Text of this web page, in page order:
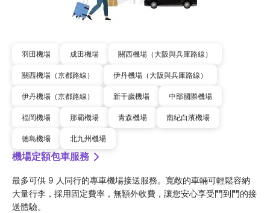
羽田機場 成田機場 關西機場（大阪與兵庫路線）
關西機場（京都路線） 伊丹機場（大阪與兵庫路線）
伊丹機場（京都路線） 新千歲機場 中部國際機場
福岡機場 那霸機場 青森機場 南紀白濱機場
德島機場 北九州機場
機場定額包車服務
最多可供 9 人同行的專車機場接送服務。寬敞的車輛可輕鬆容納
大量行李，採用固定費率，無額外收費，讓您安心享受門到門的接
送體驗。